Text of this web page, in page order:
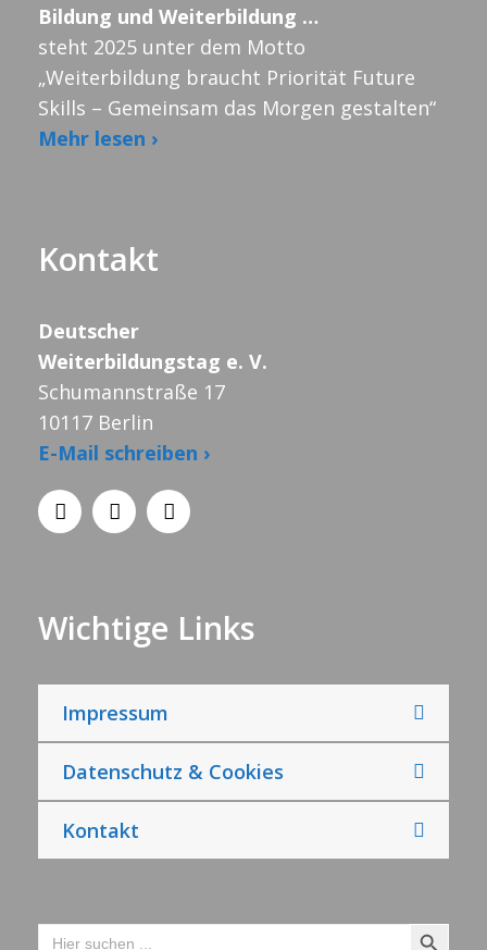
Bildung und Weiterbildung …
steht 2025 unter dem Motto
„Weiterbildung braucht Priorität Future
Skills – Gemeinsam das Morgen gestalten“
Mehr lesen ›
Kontakt
Deutscher
Weiterbildungstag e. V.
Schumannstraße 17
10117 Berlin
E-Mail schreiben ›
Wichtige Links
Impressum
Datenschutz & Cookies
Kontakt
Search Search Button